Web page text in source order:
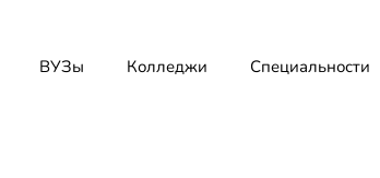
ВУЗы Колледжи Специальности